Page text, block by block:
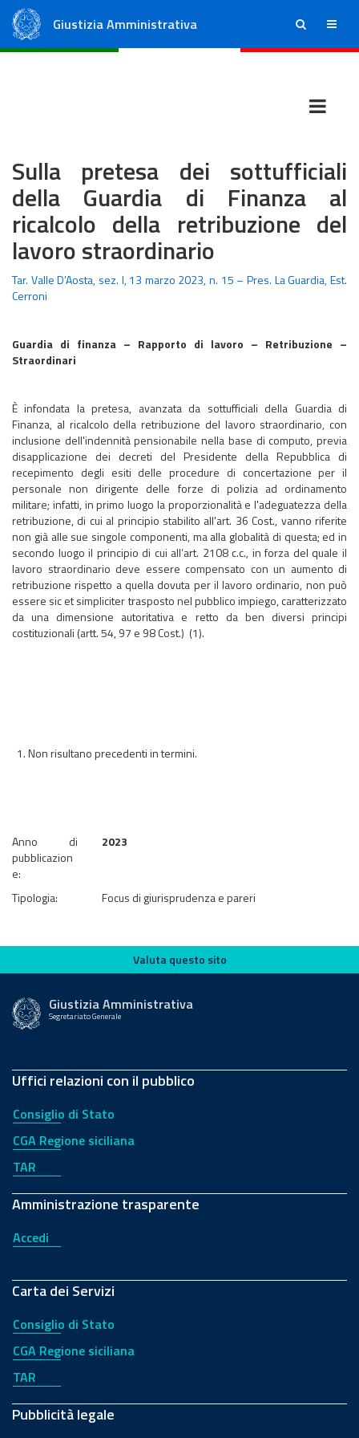
Giustizia Amministrativa ricerca menu
Sulla pretesa dei sottufficiali
della Guardia di Finanza al
ricalcolo della retribuzione del
lavoro straordinario
Tar. Valle D’Aosta, sez. I, 13 marzo 2023, n. 15 – Pres. La Guardia, Est.
Cerroni
Guardia di finanza – Rapporto di lavoro – Retribuzione –
Straordinari
È infondata la pretesa, avanzata da sottufficiali della Guardia di
Finanza, al ricalcolo della retribuzione del lavoro straordinario, con
inclusione dell'indennità pensionabile nella base di computo, previa
disapplicazione dei decreti del Presidente della Repubblica di
recepimento degli esiti delle procedure di concertazione per il
personale non dirigente delle forze di polizia ad ordinamento
militare; infatti, in primo luogo la proporzionalità e l'adeguatezza della
retribuzione, di cui al principio stabilito all'art. 36 Cost., vanno riferite
non già alle sue singole componenti, ma alla globalità di questa; ed in
secondo luogo il principio di cui all’art. 2108 c.c., in forza del quale il
lavoro straordinario deve essere compensato con un aumento di
retribuzione rispetto a quella dovuta per il lavoro ordinario, non può
essere sic et simpliciter trasposto nel pubblico impiego, caratterizzato
da una dimensione autoritativa e retto da ben diversi principi
costituzionali (artt. 54, 97 e 98 Cost.) (1).
Non risultano precedenti in termini.
Anno di
pubblicazion
e:
2023
Tipologia: Focus di giurisprudenza e pareri
Valuta questo sito
Valuta questo sito
Giustizia Amministrativa
Segretariato Generale
Uffici relazioni con il pubblico
Consiglio di Stato
CGA Regione siciliana
TAR
Amministrazione trasparente
Accedi
Carta dei Servizi
Consiglio di Stato
CGA Regione siciliana
TAR
Pubblicità legale